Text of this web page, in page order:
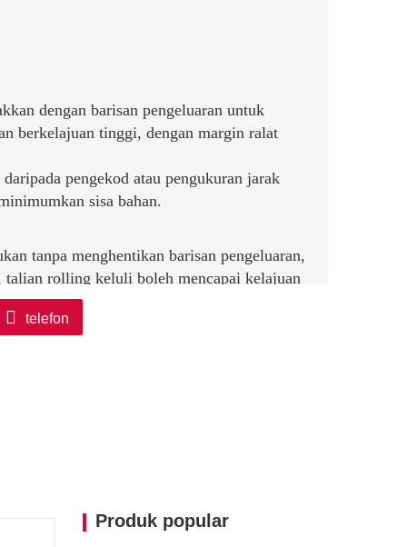
dengan barisan pengeluaran untuk
berkelajuan tinggi, dengan margin ralat
pengekod atau pengukuran jarak
sisa bahan.
tanpa menghentikan barisan pengeluaran,
talian rolling keluli boleh mencapai kelajuan
melengkapkan tindakan ricih dalam
telefon
Produk popular